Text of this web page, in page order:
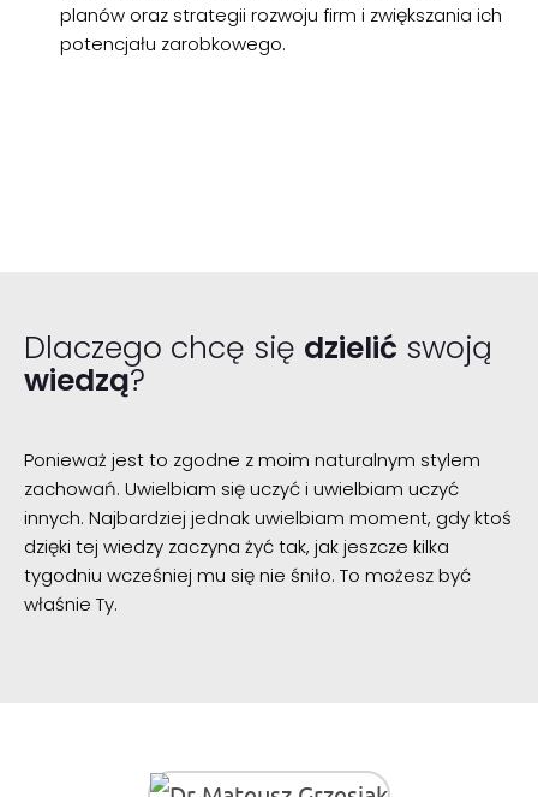
planów oraz strategii rozwoju firm i zwiększania ich
potencjału zarobkowego.
Dlaczego chcę się dzielić swoją
wiedzą?
Ponieważ jest to zgodne z moim naturalnym stylem
zachowań. Uwielbiam się uczyć i uwielbiam uczyć
innych. Najbardziej jednak uwielbiam moment, gdy ktoś
dzięki tej wiedzy zaczyna żyć tak, jak jeszcze kilka
tygodniu wcześniej mu się nie śniło. To możesz być
właśnie Ty.